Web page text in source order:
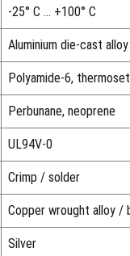
-25° C ... +100° C
Aluminium die-cast alloy
Polyamide-6, thermoset
Perbunane, neoprene
UL94V-0
Crimp / solder
Copper wrought alloy /
Silver